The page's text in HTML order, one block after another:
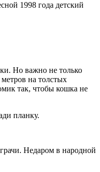
1998 года детский
Но важно не только
на толстых
так, чтобы кошка не
планку.
Недаром в народной